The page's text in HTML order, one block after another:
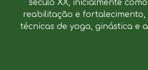
século XX, inicialmente
reabilitação e
técnicas de yoga, ginástica e